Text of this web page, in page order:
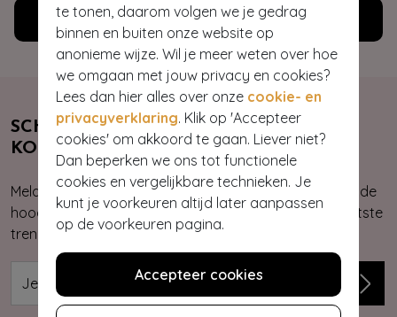
te tonen, daarom volgen we je gedrag
binnen en buiten onze website op
anonieme wijze. Wil je meer weten over hoe
we omgaan met jouw privacy en cookies?
Lees dan hier alles over onze cookie- en
privacyverklaring. Klik op 'Accepteer
cookies' om akkoord te gaan. Liever niet?
Dan beperken we ons tot functionele
cookies en vergelijkbare technieken. Je
kunt je voorkeuren altijd later aanpassen
op de voorkeuren pagina.
Accepteer cookies
Klantenservice
SCHRIJF JE NU IN & ONTVANG 10%
KORTING
Meld je aan voor onze nieuwsbrief. Zo ben je altijd op de
hoogte van onze nieuwste & exclusieve collecties, laatste
trends, kortingsacties en giveaways.